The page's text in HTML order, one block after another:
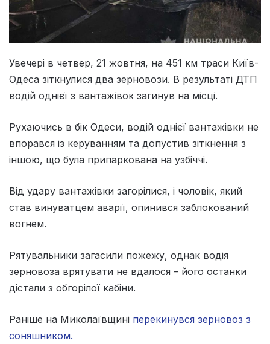
Увечері в четвер, 21 жовтня, на 451 км траси Київ-
Одеса зіткнулися два зерновози. В результаті ДТП
водій однієї з вантажівок загинув на місці.
Рухаючись в бік Одеси, водій однієї вантажівки не
впорався із керуванням та допустив зіткнення з
іншою, що була припаркована на узбіччі.
Від удару вантажівки загорілися, і чоловік, який
став винуватцем аварії, опинився заблокований
вогнем.
Рятувальники загасили пожежу, однак водія
зерновоза врятувати не вдалося – його останки
дістали з обгорілої кабіни.
Раніше на Миколаївщині перекинувся зерновоз з
соняшником.